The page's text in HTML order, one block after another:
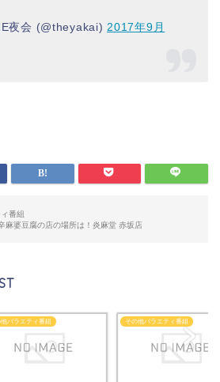
夜会 (@theyakai)2017年9月
番組
婆豆腐の店の場所は！炎麻堂 赤坂店
バラエティ番組 その他バラエティ番組